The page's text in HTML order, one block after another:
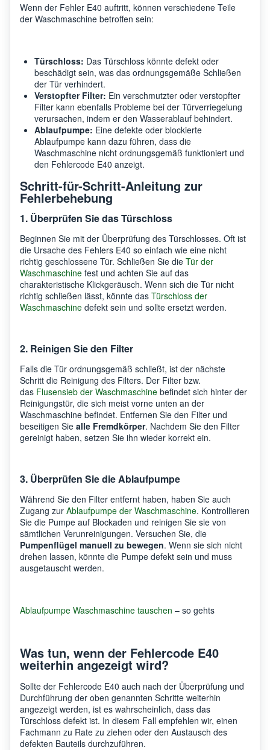
Wenn der Fehler E40 auftritt, können verschiedene Teile
der Waschmaschine betroffen sein:
Türschloss: Das Türschloss könnte defekt oder
beschädigt sein, was das ordnungsgemäße Schließen
der Tür verhindert.
Verstopfter Filter: Ein verschmutzter oder verstopfter
Filter kann ebenfalls Probleme bei der Türverriegelung
verursachen, indem er den Wasserablauf behindert.
Ablaufpumpe: Eine defekte oder blockierte
Ablaufpumpe kann dazu führen, dass die
Waschmaschine nicht ordnungsgemäß funktioniert und
den Fehlercode E40 anzeigt.
Schritt-für-Schritt-Anleitung zur
Fehlerbehebung
1. Überprüfen Sie das Türschloss
Beginnen Sie mit der Überprüfung des Türschlosses. Oft ist
die Ursache des Fehlers E40 so einfach wie eine nicht
richtig geschlossene Tür. Schließen Sie die Tür der
Waschmaschine fest und achten Sie auf das
charakteristische Klickgeräusch. Wenn sich die Tür nicht
richtig schließen lässt, könnte das Türschloss der
Waschmaschine defekt sein und sollte ersetzt werden.
2. Reinigen Sie den Filter
Falls die Tür ordnungsgemäß schließt, ist der nächste
Schritt die Reinigung des Filters. Der Filter bzw.
das Flusensieb der Waschmaschine befindet sich hinter der
Reinigungstür, die sich meist vorne unten an der
Waschmaschine befindet. Entfernen Sie den Filter und
beseitigen Sie alle Fremdkörper. Nachdem Sie den Filter
gereinigt haben, setzen Sie ihn wieder korrekt ein.
3. Überprüfen Sie die Ablaufpumpe
Während Sie den Filter entfernt haben, haben Sie auch
Zugang zur Ablaufpumpe der Waschmaschine. Kontrollieren
Sie die Pumpe auf Blockaden und reinigen Sie sie von
sämtlichen Verunreinigungen. Versuchen Sie, die
Pumpenflügel manuell zu bewegen. Wenn sie sich nicht
drehen lassen, könnte die Pumpe defekt sein und muss
ausgetauscht werden.
Ablaufpumpe Waschmaschine tauschen – so gehts
Was tun, wenn der Fehlercode E40
weiterhin angezeigt wird?
Sollte der Fehlercode E40 auch nach der Überprüfung und
Durchführung der oben genannten Schritte weiterhin
angezeigt werden, ist es wahrscheinlich, dass das
Türschloss defekt ist. In diesem Fall empfehlen wir, einen
Fachmann zu Rate zu ziehen oder den Austausch des
defekten Bauteils durchzuführen.